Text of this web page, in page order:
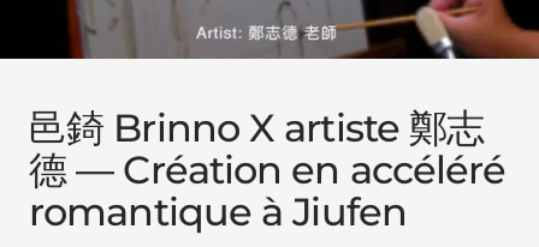
邑錡 Brinno X artiste 鄭志
德 — Création en accéléré
romantique à Jiufen